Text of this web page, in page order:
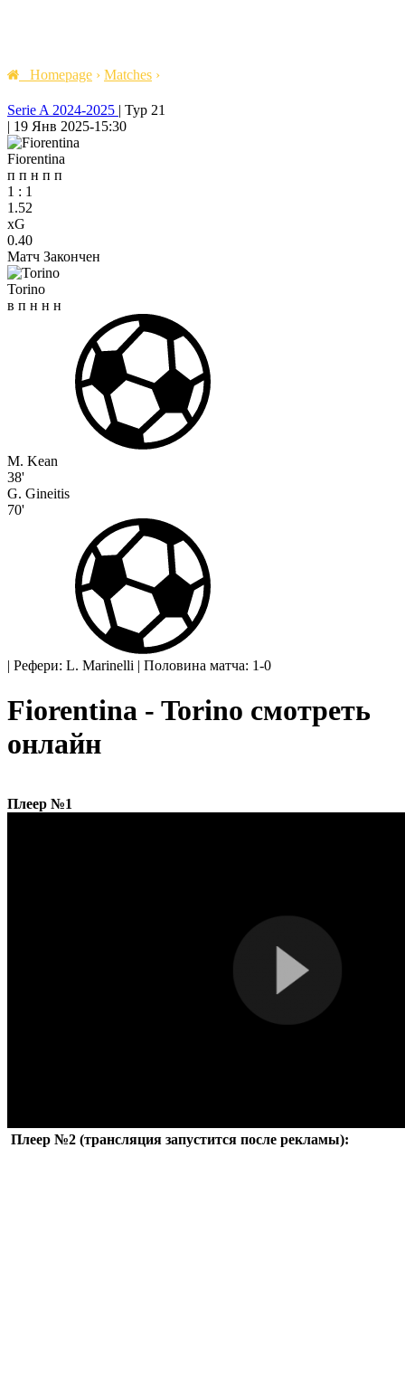
Homepage › Matches ›
Serie A 2024-2025 | Тур 21
| 19 Янв 2025-15:30
Fiorentina
п п н п п
1 : 1
1.52
xG
0.40
Матч Закончен
Torino
в п н н н
M. Kean
38'
G. Gineitis
70'
| Рефери: L. Marinelli | Половина матча: 1-0
Fiorentina - Torino смотреть
онлайн
Плеер №1
Плеер №2 (трансляция запустится после рекламы):